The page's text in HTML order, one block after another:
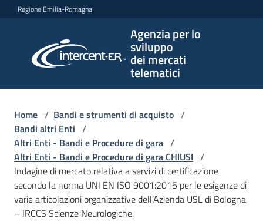
Vai al contenuto
Vai alla navigazione
Vai al footer
Regione Emilia-Romagna
Agenzia per lo
sviluppo
dei mercati
telematici
per lo
sviluppo
telematici
L'Agenzia
Bandi
Home / Bandi e strumenti di acquisto /
Bandi altri Enti /
Altri Enti - Bandi e Procedure di gara /
Altri Enti - Bandi e Procedure di gara CHIUSI /
Indagine di mercato relativa a servizi di certificazione
secondo la norma UNI EN ISO 9001:2015 per le esigenze di
varie articolazioni organizzative dell’Azienda USL di Bologna
– IRCCS Scienze Neurologiche.